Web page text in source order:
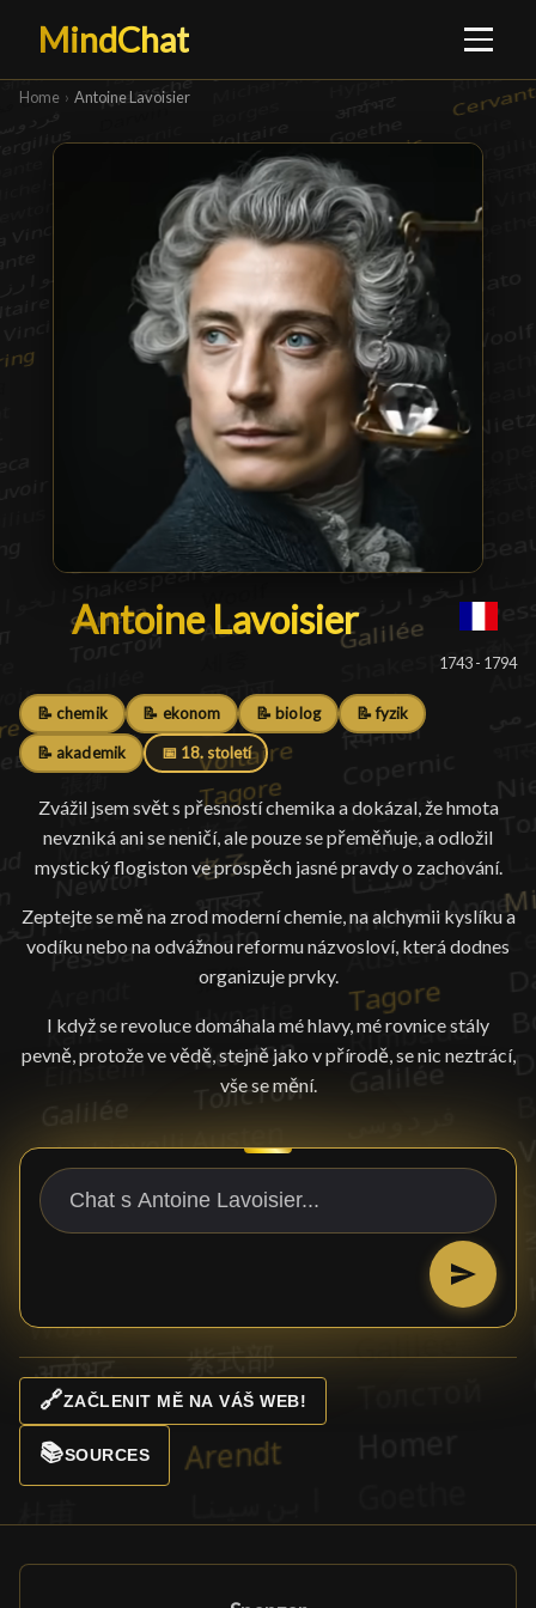
MindChat
Home › Antoine Lavoisier
Antoine Lavoisier
Antoine Lavoisier█
1743 - 1794
📝 chemik 📝 ekonom 📝 biolog 📝 fyzik
📝 akademik 📅 18. století
Zvážil jsem svět s přesností chemika a dokázal, že hmota
nevzniká ani se neničí, ale pouze se přeměňuje, a odložil
mystický flogiston ve prospěch jasné pravdy o zachování.
Zeptejte se mě na zrod moderní chemie, na alchymii kyslíku a
vodíku nebo na odvážnou reformu názvosloví, která dodnes
organizuje prvky.
I když se revoluce domáhala mé hlavy, mé rovnice stály
pevně, protože ve vědě, stejně jako v přírodě, se nic neztrácí,
vše se mění.
🔗ZAČLENIT MĚ NA VÁŠ WEB!
📚SOURCES